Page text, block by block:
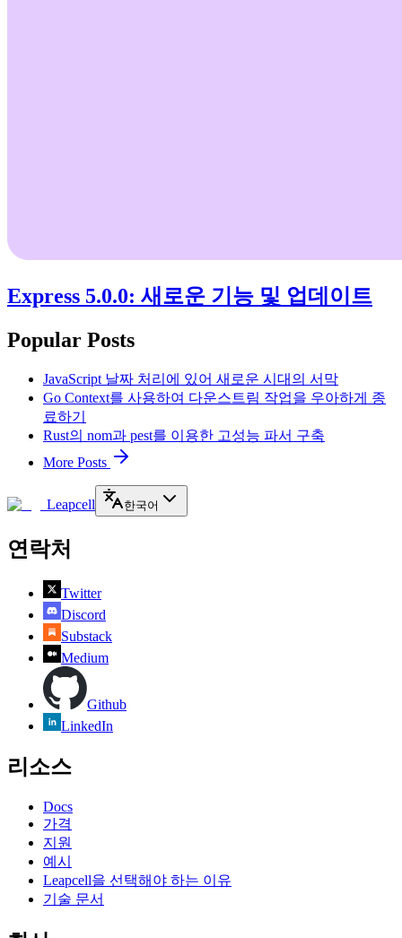
Express 5.0.0: 새로운 기능 및 업데이트
Popular Posts
JavaScript 날짜 처리에 있어 새로운 시대의 서막
Go Context를 사용하여 다운스트림 작업을 우아하게 종
료하기
Rust의 nom과 pest를 이용한 고성능 파서 구축
More Posts
Leapcell 한국어
연락처
Twitter
Discord
Substack
Medium
Github
LinkedIn
리소스
Docs
가격
지원
예시
Leapcell을 선택해야 하는 이유
기술 문서